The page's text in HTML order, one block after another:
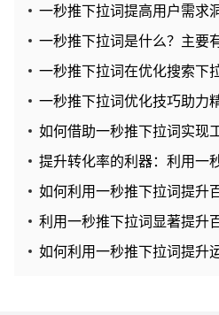
一秒推下拉词提高用户需求
一秒推下拉词优化技巧助力